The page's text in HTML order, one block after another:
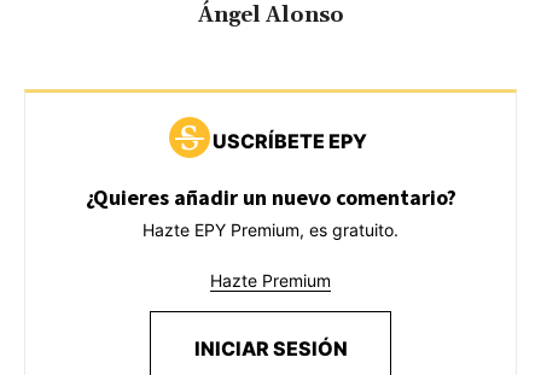
Ángel Alonso
USCRÍBETE EPY
¿Quieres añadir un nuevo comentario?
Hazte EPY Premium, es gratuito.
Hazte Premium
INICIAR SESIÓN